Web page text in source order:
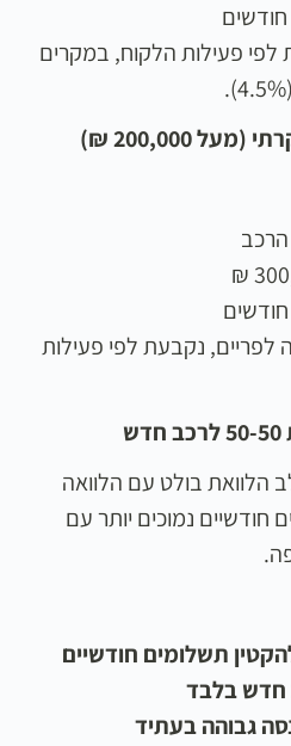
לפי פעילות הלקוח, במקרים
200,000 ₪)
לפריים, נקבעת לפי פעילות
הלוואת בולט עם הלוואה
נמוכים יותר עם
תשלומים חודשיים
חדש בלבד
גבוהה בעתיד